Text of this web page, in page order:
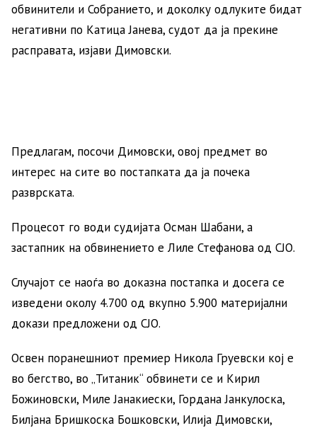
обвинители и Собранието, и доколку одлуките бидат
негативни по Катица Јанева, судот да ја прекине
расправата, изјави Димовски.
Предлагам, посочи Димовски, овој предмет во
интерес на сите во постапката да ја почека
разврската.
Процесот го води судијата Осман Шабани, а
застапник на обвинението е Лиле Стефанова од СЈО.
Случајот се наоѓа во доказна постапка и досега се
изведени околу 4.700 од вкупно 5.900 материјални
докази предложени од СЈО.
Освен поранешниот премиер Никола Груевски кој е
во бегство, во „Титаник“ обвинети се и Кирил
Божиновски, Миле Јанакиески, Гордана Јанкулоска,
Билјана Бришкоска Бошковски, Илија Димовски,